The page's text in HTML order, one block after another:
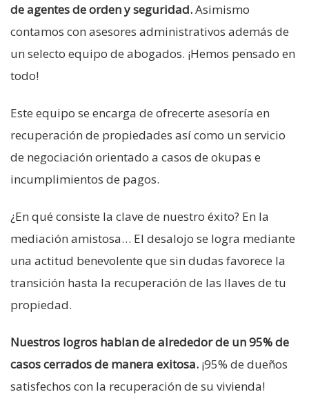
de agentes de orden y seguridad.Asimismo
contamos con asesores administrativos además de
un selecto equipo de abogados. ¡Hemos pensado en
todo!
Este equipo se encarga de ofrecerte asesoría en
recuperación de propiedades así como un servicio
de negociación orientado a casos de okupas e
incumplimientos de pagos.
¿En qué consiste la clave de nuestro éxito? En la
mediación amistosa… El desalojo se logra mediante
una actitud benevolente que sin dudas favorece la
transición hasta la recuperación de las llaves de tu
propiedad.
Nuestros logros hablan de alrededor de un 95% de
casos cerrados de manera exitosa. ¡95% de dueños
satisfechos con la recuperación de su vivienda!